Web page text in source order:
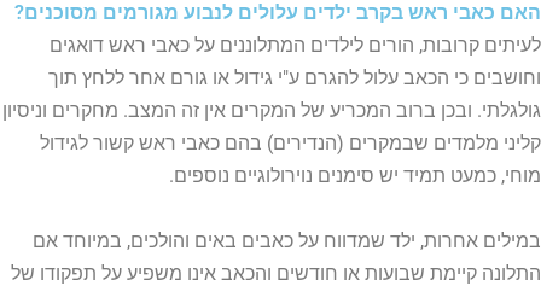
האם כאבי ראש בקרב ילדים עלולים לנבוע מגורמים מסוכנים?
לעיתים קרובות, הורים לילדים המתלוננים על כאבי ראש דואגים
וחושבים כי הכאב עלול להגרם ע"י גידול או גורם אחר ללחץ תוך
גולגלתי. ובכן ברוב המכריע של המקרים אין זה המצב. מחקרים וניסיון
קליני מלמדים שבמקרים (הנדירים) בהם כאבי ראש קשור לגידול
מוחי, כמעט תמיד יש סימנים נוירולוגיים נוספים.
במילים אחרות, ילד שמדווח על כאבים באים והולכים, במיוחד אם
התלונה קיימת שבועות או חודשים והכאב אינו משפיע על תפקודו של